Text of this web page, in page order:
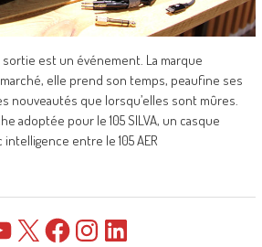
sortie est un événement. La marque
elle prend son temps, peaufine ses
nouveautés que lorsqu’elles sont mûres.
adoptée pour le 105 SILVA, un casque
entre le 105 AER
FacebookInstagramLinkedIn